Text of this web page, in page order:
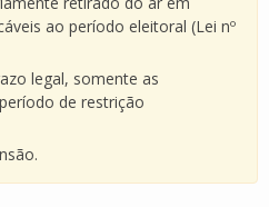
ao período eleitoral (Lei nº
legal, somente as
de restrição